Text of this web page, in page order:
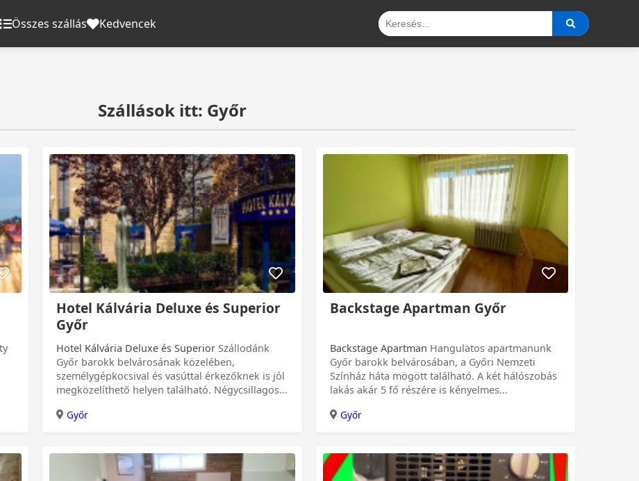
Összes szállás Kedvencek
Szállások itt: Győr
Hotel Kálvária Deluxe és Superior
Győr
Hotel Kálvária Deluxe és Superior Szállodánk
Győr barokk belvárosának közelében,
személygépkocsival és vasúttal érkezőknek is jól
megközelíthető helyen található. Négycsillagos...
Győr
Backstage Apartman Győr
Backstage Apartman
Győr barokk belvárosában, a Győri Nemzeti
Színház háta mögött található. A két hálószobás
lakás akár 5 fő részére is kényelmes...
Győr